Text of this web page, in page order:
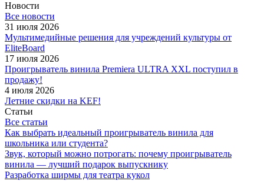
Новости
Все новости
31 июля 2026
Мультимедийные решения для учреждений культуры от
EliteBoard
17 июля 2026
Проигрыватель винила Premiera ULTRA XXL поступил в
продажу!
4 июля 2026
Летние скидки на KEF!
Статьи
Все статьи
Как выбрать идеальный проигрыватель винила для
школьника или студента?
Звук, который можно потрогать: почему проигрыватель
винила — лучший подарок выпускнику
Разработка ширмы для театра кукол